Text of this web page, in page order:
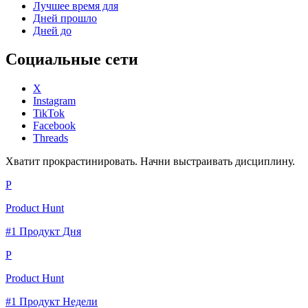
Лучшее время для
Дней прошло
Дней до
Социальные сети
X
Instagram
TikTok
Facebook
Threads
Хватит прокрастинировать. Начни выстраивать дисциплину.
P
Product Hunt
#1 Продукт Дня
P
Product Hunt
#1 Продукт Недели